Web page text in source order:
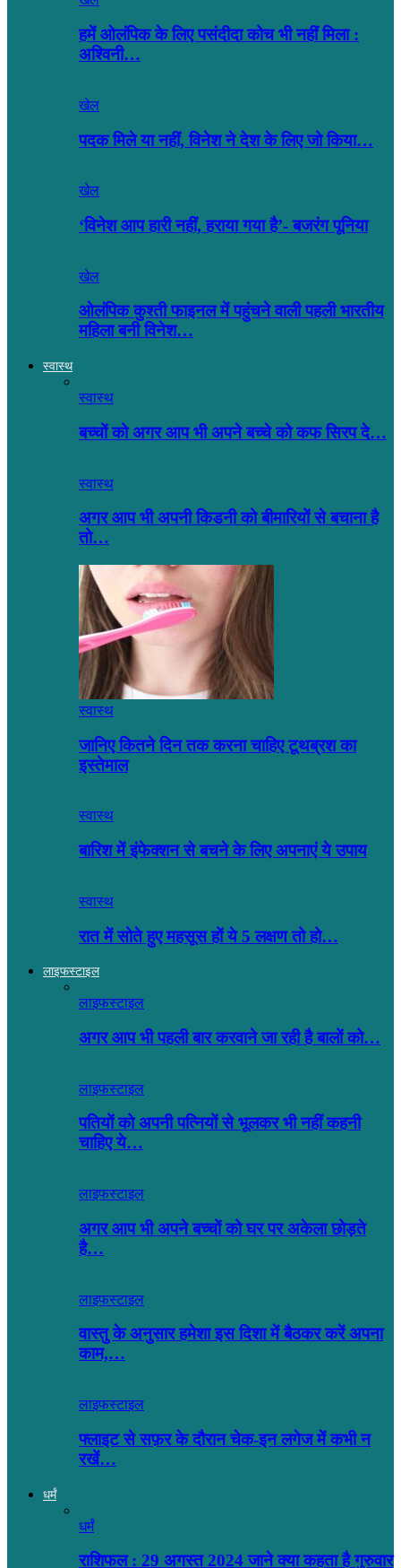
हमें ओलंपिक के लिए पसंदीदा कोच भी नहीं मिला :
अश्विनी…
खेल
पदक मिले या नहीं, विनेश ने देश के लिए जो किया…
खेल
‘विनेश आप हारी नहीं, हराया गया है’- बजरंग पूनिया
खेल
ओलंपिक कुश्ती फाइनल में पहुंचने वाली पहली भारतीय
महिला बनी विनेश…
स्वास्थ
स्वास्थ
बच्चों को अगर आप भी अपने बच्चे को कफ सिरप दे…
स्वास्थ
अगर आप भी अपनी किडनी को बीमारियों से बचाना है
तो…
स्वास्थ
जानिए कितने दिन तक करना चाहिए टूथब्रश का
इस्तेमाल
स्वास्थ
बारिश में इंफेक्शन से बचने के लिए अपनाएं ये उपाय
स्वास्थ
रात में सोते हुए महसूस हों ये 5 लक्षण तो हो…
लाइफस्टाइल
लाइफस्टाइल
अगर आप भी पहली बार करवाने जा रही है बालों को…
लाइफस्टाइल
पतियों को अपनी पत्नियों से भूलकर भी नहीं कहनी
चाहिए ये…
लाइफस्टाइल
अगर आप भी अपने बच्चों को घर पर अकेला छोड़ते
है…
लाइफस्टाइल
वास्तु के अनुसार हमेशा इस दिशा में बैठकर करें अपना
काम,…
लाइफस्टाइल
फ्लाइट से सफ़र के दौरान चेक-इन लगेज में कभी न
रखें…
धर्मं
धर्मं
राशिफल : 29 अगस्त 2024 जाने क्या कहता है गुरुवार